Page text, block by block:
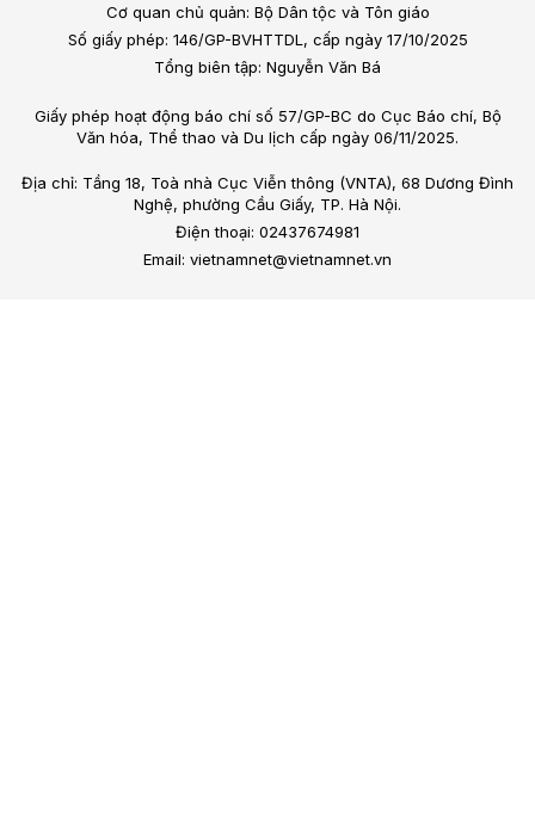
Cơ quan chủ quản: Bộ Dân tộc và Tôn giáo
Số giấy phép: 146/GP-BVHTTDL, cấp ngày 17/10/2025
Tổng biên tập: Nguyễn Văn Bá
Giấy phép hoạt động báo chí số 57/GP-BC do Cục Báo chí, Bộ
Văn hóa, Thể thao và Du lịch cấp ngày 06/11/2025.
Địa chỉ: Tầng 18, Toà nhà Cục Viễn thông (VNTA), 68 Dương Đình
Nghệ, phường Cầu Giấy, TP. Hà Nội.
Điện thoại: 02437674981
Email: vietnamnet@vietnamnet.vn